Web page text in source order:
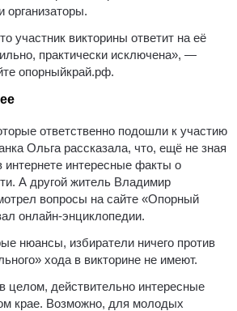
организаторы.
участник викторины ответит на её
практически исключена», —
опорныйкрай.рф.
ответственно подошли к участию
Ольга рассказала, что, ещё не зная
интернете интересные факты о
А другой житель Владимир
вопросы на сайте «Опорный
онлайн-энциклопедии.
нюансы, избиратели ничего против
хода в викторине не имеют.
целом, действительно интересные
крае. Возможно, для молодых